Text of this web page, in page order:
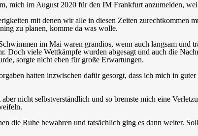
mich im August 2020 für den IM Frankfurt anzumelden,
mit denen wir alle in diesen Zeiten zurechtkommen
zu planen, komme da was wolle.
im Mai waren grandios, wenn auch langsam und
Doch viele Wettkämpfe wurden abgesagt und auch die
sorgte nicht eben für große Erwartungen.
hatten inzwischen dafür gesorgt, dass ich mich in
aber nicht selbstverständlich und so bremste mich eine
die Ruhe bewahren und tatsächlich ging es dann weiter.